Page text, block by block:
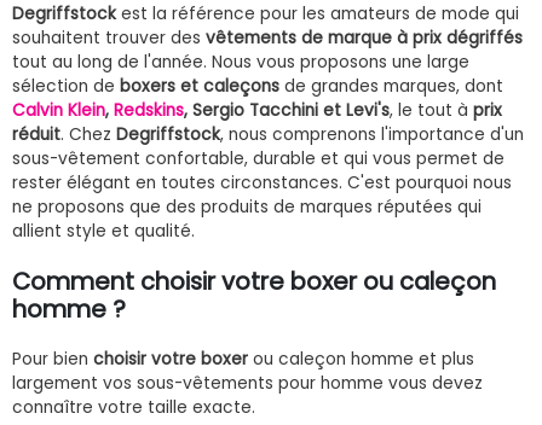
Degriffstockest la référence pour les amateurs de mode qui
souhaitent trouver des vêtements de marque à prix dégriffés
tout au long de l'année. Nous vous proposons une large
sélection de boxers et caleçons de grandes marques, dont
Calvin Klein, Redskins, Sergio Tacchini et Levi's, le tout à prix
réduit. Chez Degriffstock, nous comprenons l'importance d'un
sous-vêtement confortable, durable et qui vous permet de
rester élégant en toutes circonstances. C'est pourquoi nous
ne proposons que des produits de marques réputées qui
allient style et qualité.
Comment choisir votre boxer ou caleçon
homme ?
Pour bien choisir votre boxer ou caleçon homme et plus
largement vos sous-vêtements pour homme vous devez
connaître votre taille exacte.